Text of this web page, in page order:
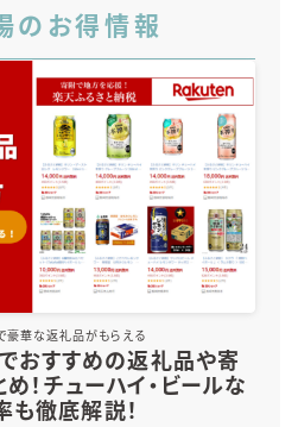
のお得情報
華な返礼品がもらえる
おすすめの返礼品や寄
！チューハイ・ビールな
も徹底解説！